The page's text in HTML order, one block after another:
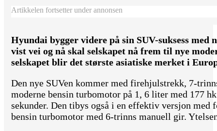
Artikkelen fortsetter under annonsen
Hyundai bygger videre på sin SUV-suksess med
vist vei og nå skal selskapet nå frem til nye
selskapet blir det største asiatiske merket i
Den nye SUVen kommer med firehjulstrekk, 7-
moderne bensin turbomotor på 1, 6 liter med 177
sekunder. Den tibys også i en effektiv versjon
bensin turbomotor med 6-trinns manuell gir.